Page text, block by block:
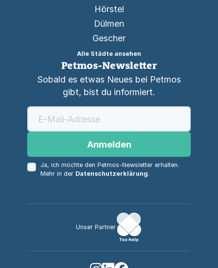
Hörstel
Dülmen
Gescher
Alle Städte ansehen
Petmos-Newsletter
Sobald es etwas Neues bei Petmos
gibt, bist du informiert.
Anmelden
Ja, ich möchte den Petmos-Newsletter erhalten.
Mehr in der Datenschutzerklärung.
Unser Partner